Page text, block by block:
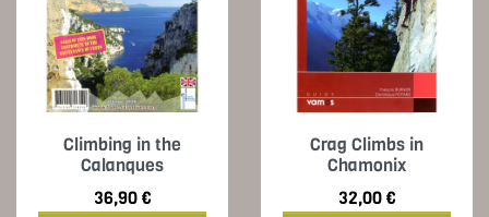
Climbing in the
Calanques
Preis
36,90 €
Crag Climbs in
Chamonix
Preis
32,00 €